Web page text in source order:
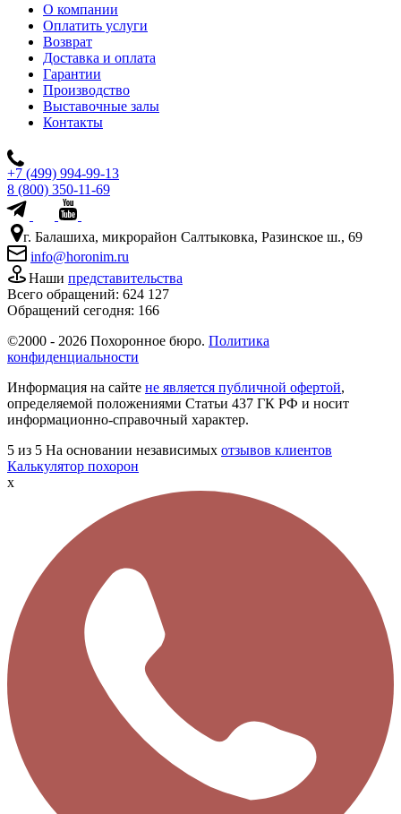
О компании
Оплатить услуги
Возврат
Доставка и оплата
Гарантии
Производство
Выставочные залы
Контакты
+7 (499) 994-99-13
8 (800) 350-11-69
г. Балашиха, микрорайон Салтыковка, Разинское ш., 69
info@horonim.ru
Наши представительства
Всего обращений: 624 127
Обращений сегодня: 166
©2000 - 2026 Похоронное бюро. Политика
конфиденциальности
Информация на сайте не является публичной офертой,
определяемой положениями Статьи 437 ГК РФ и носит
информационно-справочный характер.
5 из 5 На основании независимых отзывов клиентов
Калькулятор похорон
x